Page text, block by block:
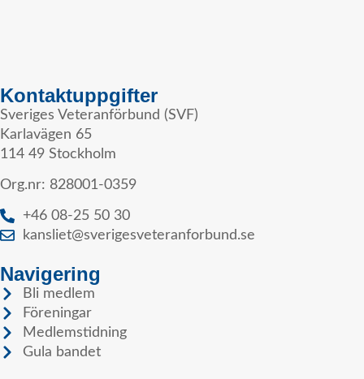
Kontaktuppgifter
Sveriges Veteranförbund (SVF)
Karlavägen 65
114 49 Stockholm
Org.nr: 828001-0359
+46 08-25 50 30
kansliet@sverigesveteranforbund.se
Navigering
Bli medlem
Föreningar
Medlemstidning
Gula bandet